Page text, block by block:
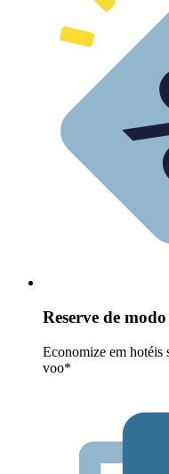
Reserve de
Economize em hotéis
voo*